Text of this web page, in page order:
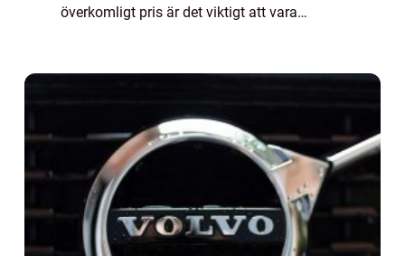
överkomligt pris är det viktigt att vara